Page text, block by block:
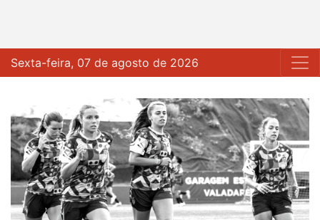
Sexta-feira, 07 de agosto de 2026